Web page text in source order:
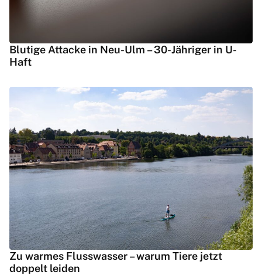
Blutige Attacke in Neu-Ulm – 30-Jähriger in U-
Haft
Zu warmes Flusswasser – warum Tiere jetzt
doppelt leiden